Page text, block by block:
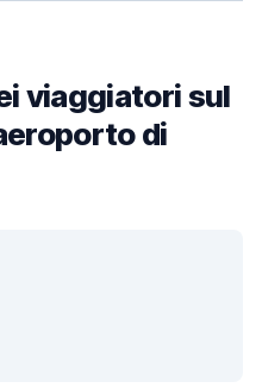
viaggiatori sul
di